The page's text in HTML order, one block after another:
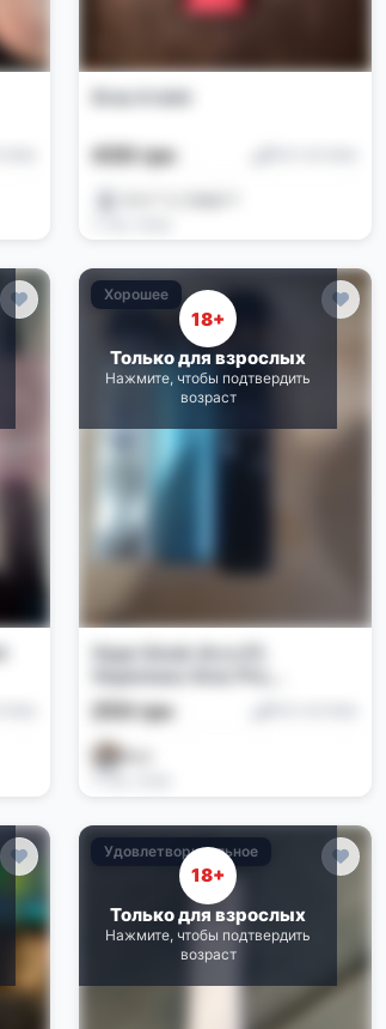
Xros 4 mini
400 грн
Хорошее
18+
Только для взрослых
Нажмите, чтобы подтвердить
возраст
Vape Smok Arco E1,
Vaporesso Xros 4 Mini
250 грн
3 нед. назад
Удовлетворительное
18+
Только для взрослых
Нажмите, чтобы подтвердить
возраст